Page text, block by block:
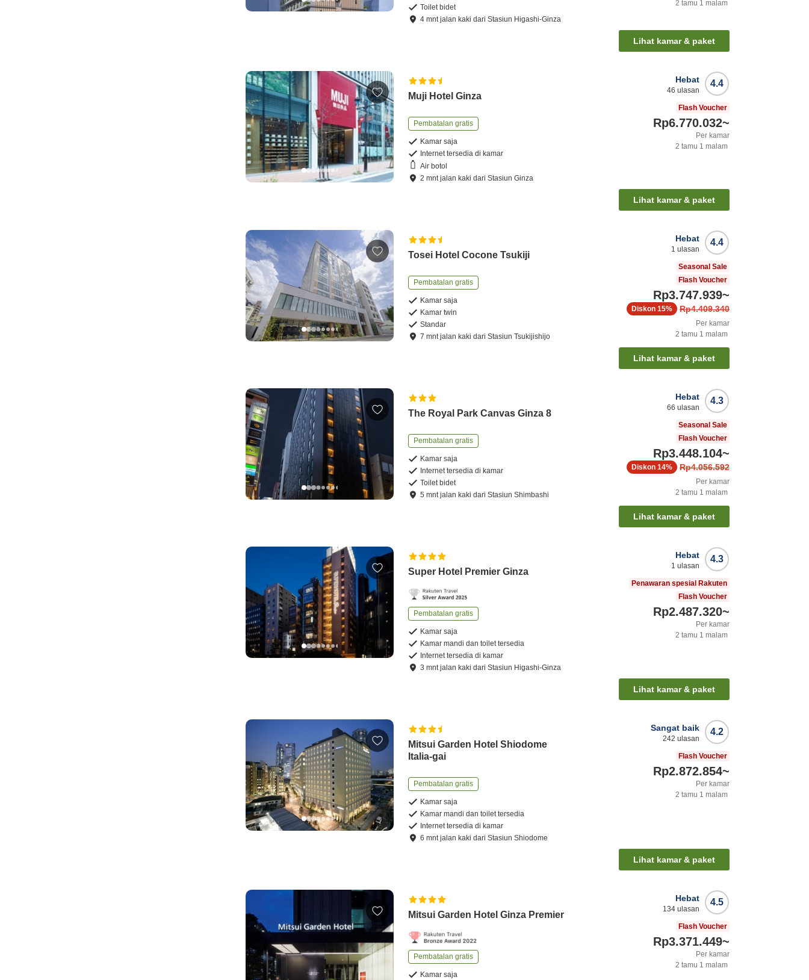
Toilet bidet
4 mntjalan kaki dariStasiun Higashi-Ginza
2 tamu 1 malam
Lihat kamar & paket
Muji Hotel Ginza
Pembatalan gratis
Kamar saja
Internet tersedia di kamar
Air botol
2 mntjalan kaki dariStasiun Ginza
4.4
Hebat
46 ulasan
Flash Voucher
Rp6.770.032~
Per kamar
2 tamu 1 malam
Lihat kamar & paket
Tosei Hotel Cocone Tsukiji
Pembatalan gratis
Kamar saja
Kamar twin
Standar
7 mntjalan kaki dariStasiun Tsukijishijo
4.4
Hebat
1 ulasan
Seasonal Sale
Flash Voucher
Rp3.747.939~
Rp4.409.340
Diskon 15%
Per kamar
2 tamu 1 malam
Lihat kamar & paket
The Royal Park Canvas Ginza 8
Pembatalan gratis
Kamar saja
Internet tersedia di kamar
Toilet bidet
5 mntjalan kaki dariStasiun Shimbashi
4.3
Hebat
66 ulasan
Seasonal Sale
Flash Voucher
Rp3.448.104~
Rp4.056.592
Diskon 14%
Per kamar
2 tamu 1 malam
Lihat kamar & paket
Super Hotel Premier Ginza
Pembatalan gratis
Kamar saja
Kamar mandi dan toilet tersedia
Internet tersedia di kamar
3 mntjalan kaki dariStasiun Higashi-Ginza
4.3
Hebat
1 ulasan
Penawaran spesial Rakuten
Flash Voucher
Rp2.487.320~
Per kamar
2 tamu 1 malam
Lihat kamar & paket
Mitsui Garden Hotel Shiodome
Italia-gai
Pembatalan gratis
Kamar saja
Kamar mandi dan toilet tersedia
Internet tersedia di kamar
6 mntjalan kaki dariStasiun Shiodome
4.2
Sangat baik
242 ulasan
Flash Voucher
Rp2.872.854~
Per kamar
2 tamu 1 malam
Lihat kamar & paket
Mitsui Garden Hotel Ginza Premier
Pembatalan gratis
Kamar saja
4.5
Hebat
134 ulasan
Flash Voucher
Rp3.371.449~
Per kamar
2 tamu 1 malam